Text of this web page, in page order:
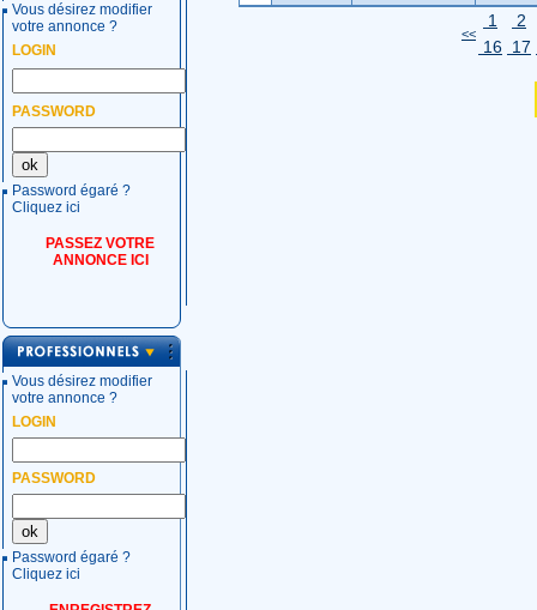
Vous désirez modifier
votre annonce ?
LOGIN
PASSWORD
Password égaré ?
Cliquez ici
PASSEZ VOTRE
ANNONCE ICI
Vous désirez modifier
votre annonce ?
LOGIN
PASSWORD
Password égaré ?
Cliquez ici
<<
1
2
16 17